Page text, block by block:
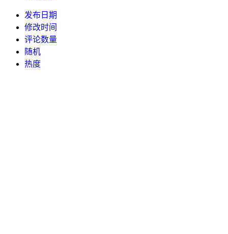
发布日期
修改时间
评论数量
随机
热度